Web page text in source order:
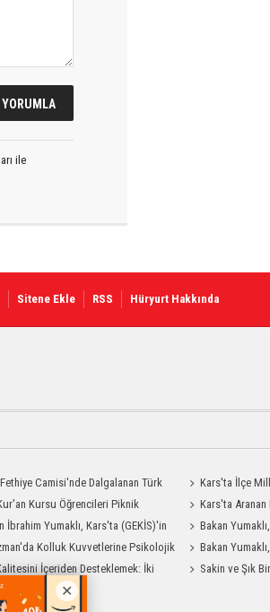
ile
Sitene Ekle RSS Hüryurt Hakkında
Camisi'nde Dalgalanan Türk
Görenlerin Beğenisini Topladı
Kars'ta İlçe
Değerlendirme
Kursu Öğrencileri Piknik
Yaşadı
Kars'ta
Operasyonuyla
İbrahim Yumaklı, Kars'ta (GEKİS)'in
başlattı
Bakan
Üretim Tesisini
Kolluk Kuvvetlerine Psikolojik
Eğitimi
Bakan
Etti
İçeriden Desteklemek: İki
Uygulamasının Karşılaştırması
Sakin ve Şık